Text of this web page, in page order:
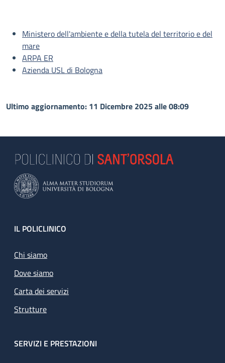
Ministero dell'ambiente e della tutela del territorio e del
mare
ARPA ER
Azienda USL di Bologna
Ultimo aggiornamento: 11 Dicembre 2025 alle 08:09
Footer
IL POLICLINICO
Chi siamo
Dove siamo
Carta dei servizi
Strutture
SERVIZI E PRESTAZIONI